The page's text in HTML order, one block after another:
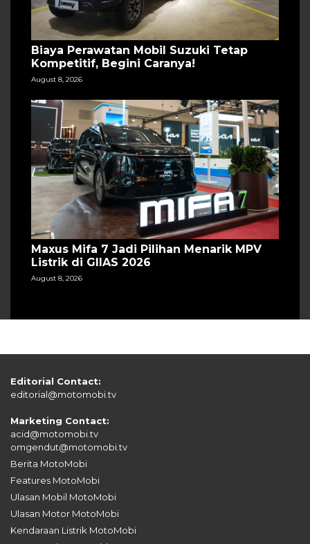
Biaya Perawatan Mobil Suzuki Tetap
Kompetitif, Begini Caranya!
August 8, 2026
Maxus Mifa 7 Jadi Pilihan Menarik MPV
Listrik di GIIAS 2026
August 8, 2026
Editorial Contact:
editorial@motomobi.tv
Marketing Contact:
acid@motomobi.tv
omgendut@motomobi.tv
Berita MotoMobi
Features MotoMobi
Ulasan Mobil MotoMobi
Ulasan Motor MotoMobi
Kendaraan Listrik MotoMobi